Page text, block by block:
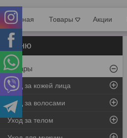
Главная Товары Акции
Товары
Уход за кожей лица
Уход за волосами
Уход за телом